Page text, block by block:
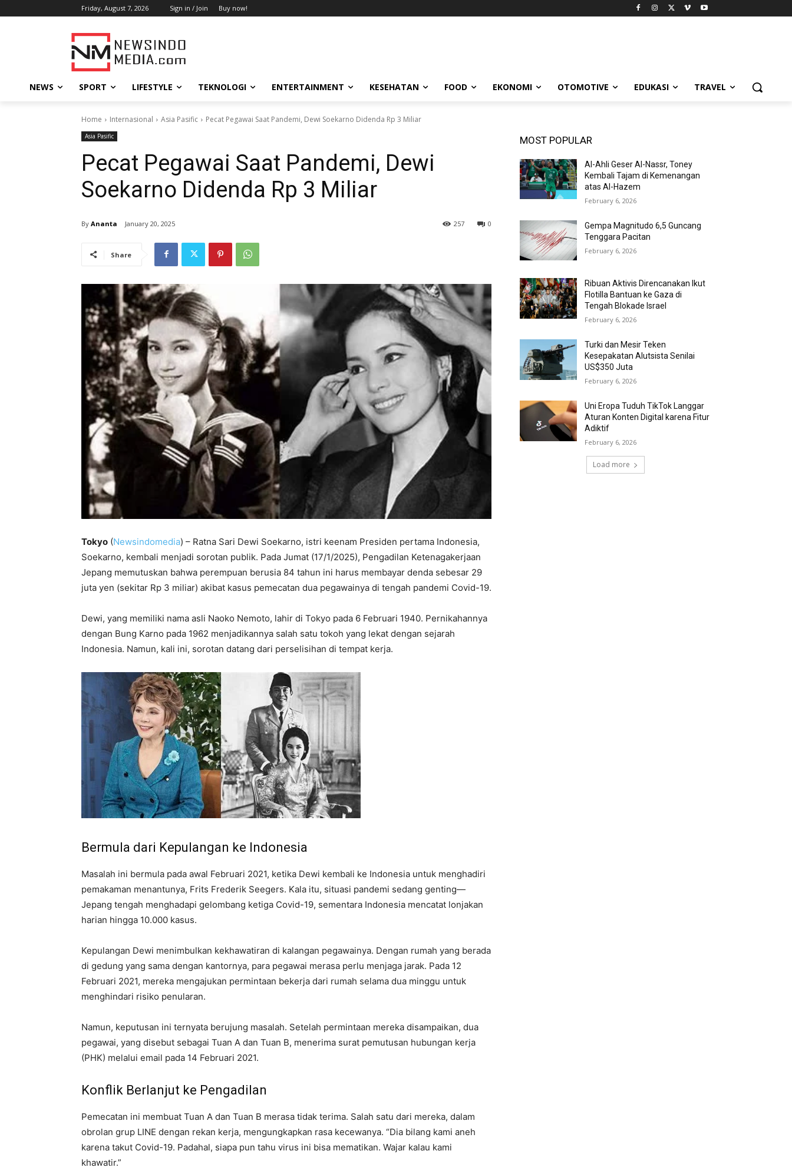
Friday, August 7, 2026 Sign in / Join Buy now!
NEWS SPORT LIFESTYLE TEKNOLOGI ENTERTAINMENT KESEHATAN FOOD EKONOMI OTOMOTIVE EDUKASI TRAVEL
Home Internasional Asia Pasific Pecat Pegawai Saat Pandemi, Dewi Soekarno Didenda Rp 3 Miliar
Asia Pasific
Pecat Pegawai Saat Pandemi, Dewi
Soekarno Didenda Rp 3 Miliar
By Ananta January 20, 2025 0
257
Share
Tokyo (Newsindomedia) – Ratna Sari Dewi Soekarno, istri keenam Presiden pertama Indonesia,
Soekarno, kembali menjadi sorotan publik. Pada Jumat (17/1/2025), Pengadilan Ketenagakerjaan
Jepang memutuskan bahwa perempuan berusia 84 tahun ini harus membayar denda sebesar 29
juta yen (sekitar Rp 3 miliar) akibat kasus pemecatan dua pegawainya di tengah pandemi Covid-19.
Dewi, yang memiliki nama asli Naoko Nemoto, lahir di Tokyo pada 6 Februari 1940. Pernikahannya
dengan Bung Karno pada 1962 menjadikannya salah satu tokoh yang lekat dengan sejarah
Indonesia. Namun, kali ini, sorotan datang dari perselisihan di tempat kerja.
Bermula dari Kepulangan ke Indonesia
Masalah ini bermula pada awal Februari 2021, ketika Dewi kembali ke Indonesia untuk menghadiri
pemakaman menantunya, Frits Frederik Seegers. Kala itu, situasi pandemi sedang genting—
Jepang tengah menghadapi gelombang ketiga Covid-19, sementara Indonesia mencatat lonjakan
harian hingga 10.000 kasus.
Kepulangan Dewi menimbulkan kekhawatiran di kalangan pegawainya. Dengan rumah yang berada
di gedung yang sama dengan kantornya, para pegawai merasa perlu menjaga jarak. Pada 12
Februari 2021, mereka mengajukan permintaan bekerja dari rumah selama dua minggu untuk
menghindari risiko penularan.
Namun, keputusan ini ternyata berujung masalah. Setelah permintaan mereka disampaikan, dua
pegawai, yang disebut sebagai Tuan A dan Tuan B, menerima surat pemutusan hubungan kerja
(PHK) melalui email pada 14 Februari 2021.
Konflik Berlanjut ke Pengadilan
Pemecatan ini membuat Tuan A dan Tuan B merasa tidak terima. Salah satu dari mereka, dalam
obrolan grup LINE dengan rekan kerja, mengungkapkan rasa kecewanya. “Dia bilang kami aneh
karena takut Covid-19. Padahal, siapa pun tahu virus ini bisa mematikan. Wajar kalau kami
khawatir.”
MOST POPULAR
Al-Ahli Geser Al-Nassr, Toney
Kembali Tajam di Kemenangan
atas Al-Hazem
February 6, 2026
Gempa Magnitudo 6,5 Guncang
Tenggara Pacitan
February 6, 2026
Ribuan Aktivis Direncanakan Ikut
Flotilla Bantuan ke Gaza di
Tengah Blokade Israel
February 6, 2026
Turki dan Mesir Teken
Kesepakatan Alutsista Senilai
US$350 Juta
February 6, 2026
Uni Eropa Tuduh TikTok Langgar
Aturan Konten Digital karena Fitur
Adiktif
February 6, 2026
Load more